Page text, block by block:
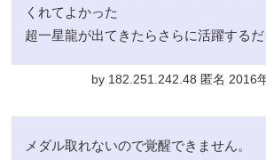
くれてよかった
超一星龍が出てきたらさらに活躍する
by 182.251.242.48 匿名 2016
メダル取れないので覚醒できません。